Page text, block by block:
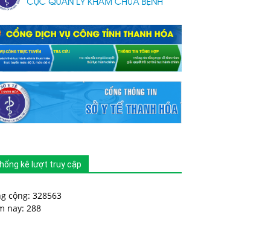
kê lượt truy cập
cộng: 328563
nay: 288